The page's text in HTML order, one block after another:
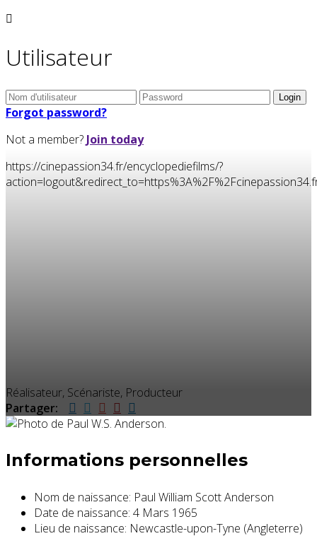
Utilisateur
Forgot password?
Not a member? Join today
https://cinepassion34.fr/encyclopediefilms/?
Réalisateur, Scénariste, Producteur
Partager:
Informations personnelles
Nom de naissance: Paul William Scott Anderson
Date de naissance: 4 Mars 1965
Lieu de naissance: Newcastle-upon-Tyne (Angleterre)